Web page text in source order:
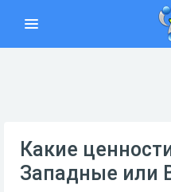
Какие
Западные или